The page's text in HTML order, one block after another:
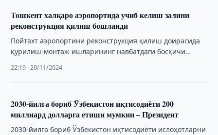
Тошкент халқаро аэропортида учиб келиш залини
реконструкция қилиш бошланди
Пойтахт аэропортини реконструкция қилиш доирасида
қурилиш-монтаж ишларининг навбатдаги босқичи
кенгайтириш ишлари бошланди.
22:19 · 20/11/2024
2030-йилга бориб Ўзбекистон иқтисодиёти 200
миллиард долларга етиши мумкин – Президент
2030-йилга бориб Ўзбекистон иқтисодиёти ислоҳотларни